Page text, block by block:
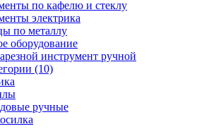
по кафелю и стеклу
электрика
по металлу
оборудование
инструмент ручной
(10)
ручные